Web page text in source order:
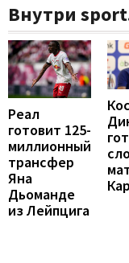
Внутри
Реал
готовит 125-
миллионный
трансфер
Яна
Дьоманде
из Лейпцига